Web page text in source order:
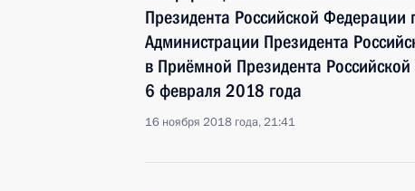
Президента Российской Федерации
Администрации Президента
в Приёмной Президента
6 февраля 2018 года
16 ноября 2018 года, 21:41